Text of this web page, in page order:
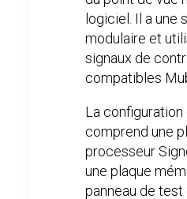
logiciel. Il a une
modulaire et
signaux de
compatibles
La configuration
comprend une
processeur
une plaque
panneau de test